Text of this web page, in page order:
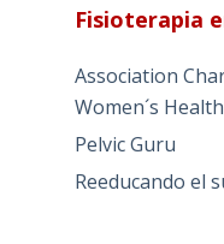
Fisioterapia
Association
Women´s Health
Pelvic Guru
Reeducando el